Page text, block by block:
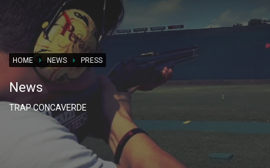
Tutti i giorni
9:00AM - 19:00PM
HOME NEWS PRESS
News
TRAP CONCAVERDE